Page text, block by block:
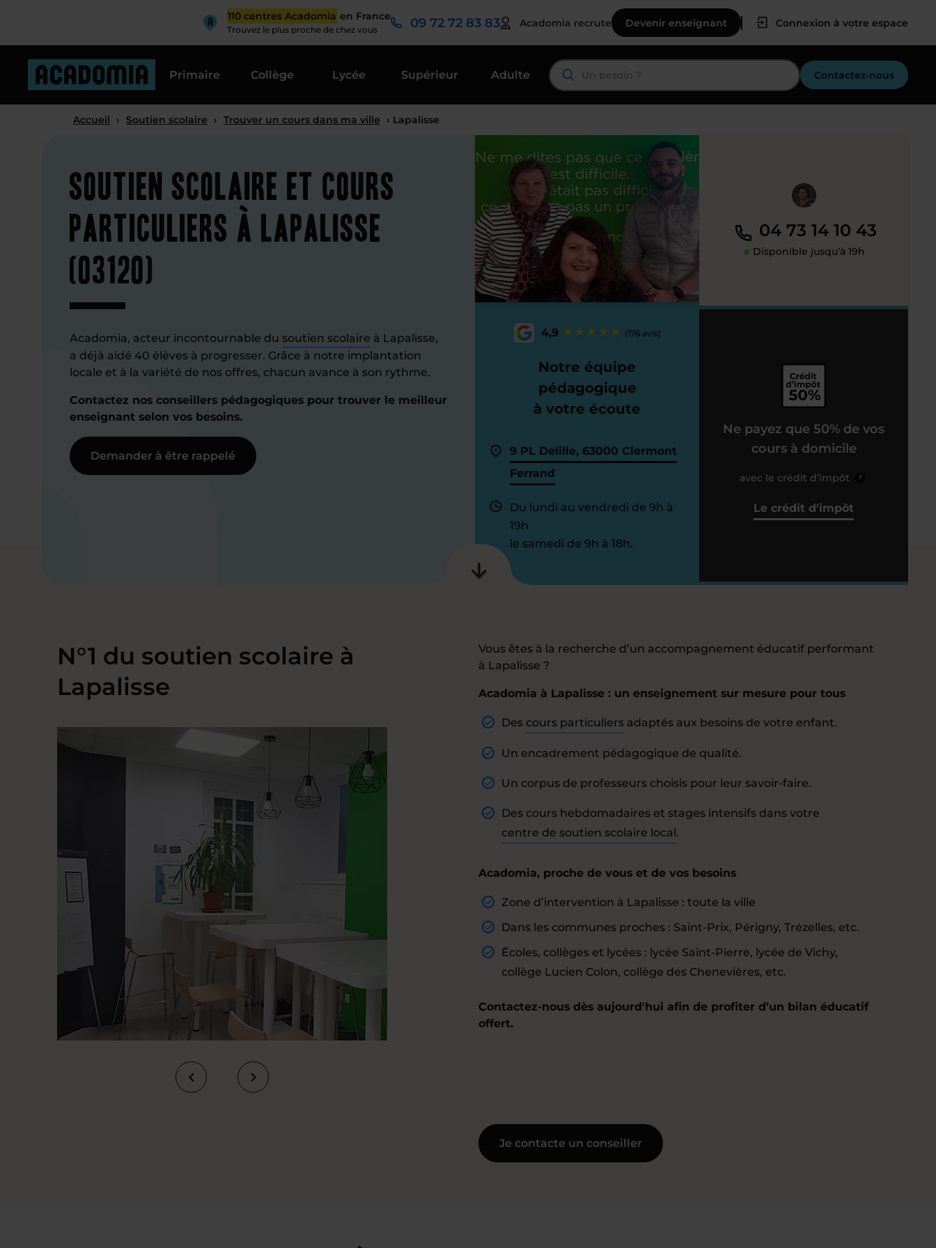
110 centres Acadomia en France
Trouvez le plus proche de chez vous 09 72 72 83 83 Acadomia recrute Devenir enseignant Connexion à votre espace
Primaire Collège Lycée Supérieur Adulte Contactez-nous
Accueil › Soutien scolaire › Trouver un cours dans ma ville › Lapalisse
Soutien scolaire et cours
particuliers à Lapalisse
(03120)
Acadomia, acteur incontournable du soutien scolaire à Lapalisse,
a déjà aidé 40 élèves à progresser. Grâce à notre implantation
locale et à la variété de nos offres, chacun avance à son rythme.
Contactez nos conseillers pédagogiques pour trouver le meilleur
enseignant selon vos besoins.
Demander à être rappelé
4,9 (176 avis)
Notre équipe
pédagogique
à votre écoute
9 PL Delille, 63000 Clermont
Ferrand
Du lundi au vendredi de 9h à
19h
le samedi de 9h à 18h.
04 73 14 10 43
Disponible jusqu’à 19h
Ne payez que 50% de vos
cours à domicile
avec le crédit d’impôt ?
Le crédit d'impôt
N°1 du soutien scolaire à
Lapalisse
Vous êtes à la recherche d’un accompagnement éducatif performant
à Lapalisse ?
Acadomia à Lapalisse : un enseignement sur mesure pour tous
Des cours particuliers adaptés aux besoins de votre enfant.
Un encadrement pédagogique de qualité.
Un corpus de professeurs choisis pour leur savoir-faire.
Des cours hebdomadaires et stages intensifs dans votre
centre de soutien scolaire local.
Acadomia, proche de vous et de vos besoins
Zone d’intervention à Lapalisse : toute la ville
Dans les communes proches : Saint-Prix, Périgny, Trézelles, etc.
Écoles, collèges et lycées : lycée Saint-Pierre, lycée de Vichy,
collège Lucien Colon, collège des Chenevières, etc.
Contactez-nous dès aujourd'hui afin de profiter d’un bilan éducatif
offert.
Je contacte un conseiller